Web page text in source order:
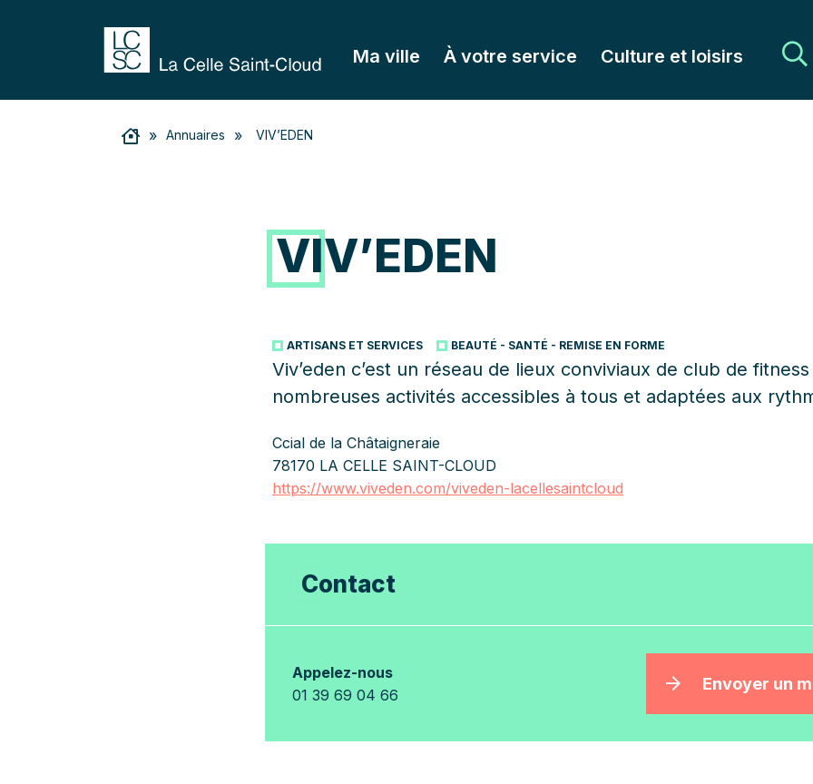
Ma ville À votre service Culture et loisirs
» Annuaires » VIV’EDEN
VIV’EDEN
ARTISANS ET SERVICES BEAUTÉ - SANTÉ - REMISE EN FORME
Viv’eden c’est un réseau de lieux conviviaux de club de
nombreuses activités accessibles à tous et adaptées aux
Ccial de la Châtaigneraie
78170 LA CELLE SAINT-CLOUD
https://www.viveden.com/viveden-lacellesaintcloud
Contact
Envoyer un
Appelez-nous
01 39 69 04 66